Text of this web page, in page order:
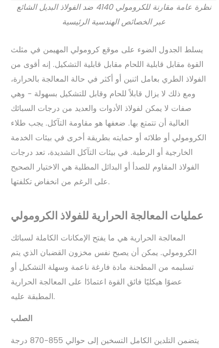
نظرة عامة مقارنة للكرومولي 4140 ضد الفولاذ البديل الشائع
عبر الخصائص الهندسية الرئيسية
يسلط الجدول الضوء على موقع كرومولي المهيمن في مثلث
القوة مقابل قابلية اللحام مقابل قابلية التشكيل. إنه أقوى من
الفولاذ الطري بعامل اثنين أو أكثر في حالة المعالجة بالحرارة،
ومع ذلك لا يزال قابلاً للحام وقابل للتشكيل بسهولة - وهي
صفات لا يمكن لفولاذ الأدوات والعديد من درجات السبائك
العالية أن تتمتع بها. ضعفها هو مقاومة التآكل. يجب طلاء
الكرومولي أو طلائه أو حمايته بطريقة أخرى في بيئات الخدمة
الخارجية أو الرطبة. في بيئات التآكل الشديدة، تعد درجات
الفولاذ المقاوم للصدأ أو البدائل المطلية هي الاختيار الصحيح
على الرغم من انخفاض تكلفتها.
عمليات المعالجة الحرارية للفولاذ الكرومولي
المعالجة الحرارية هي ما يفتح الإمكانات الكاملة لسبائك
الكرومولي. يمكن أن يصبح نفس مخزون القضبان الذي يتم
تسليمه من المطحنة مادة فارغة ناعمة وسهلة التشكيل أو
عضوًا هيكليًا فائق القوة اعتمادًا على المعالجة الحرارية
المطبقة عليه.
الصلب
يتضمن التلدين الكامل التسخين إلى حوالي 855-870 درجة